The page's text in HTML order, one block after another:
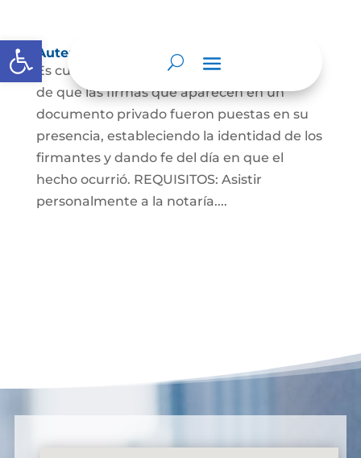
Abrir barra de herramientas
Autenticaciones
Es cuando el notario da testimonio escrito
de que las firmas que aparecen en un
documento privado fueron puestas en su
presencia, estableciendo la identidad de los
firmantes y dando fe del día en que el
hecho ocurrió. REQUISITOS: Asistir
personalmente a la notaría....